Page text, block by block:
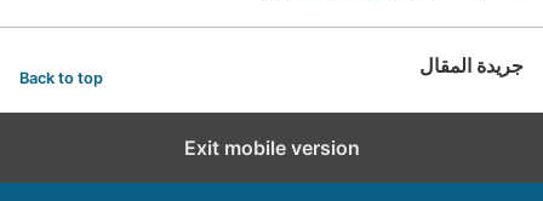
جريدة المقال Back to top
Exit mobile version